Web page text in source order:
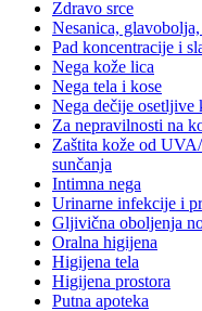
Zdravo srce
Nesanica,
Pad koncentracije i
Nega kože lica
Nega tela i kose
Nega dečije osetljive
Za nepravilnosti na
Zaštita kože od
sunčanja
Intimna nega
Urinarne infekcije i
Gljivična oboljenja
Oralna higijena
Higijena tela
Higijena prostora
Putna apoteka